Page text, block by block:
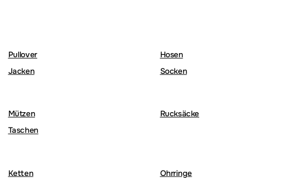
Pullover
Hosen
Jacken Socken
Mützen
Rucksäcke
Taschen
Ketten
Ohrringe